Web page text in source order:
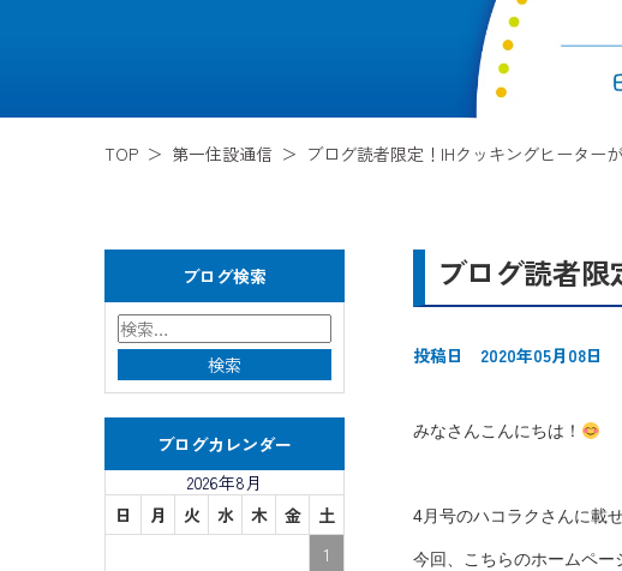
TOP 第一住設通信 ブログ読者限定！IHクッキングヒーター
ブログ検索
ブログカレンダー
2026年8月
日
月 火 水 木 金
土
1
ブログ読者限
投稿日 2020年05月08日
みなさんこんにちは！
4月号のハコラクさんに載
今回、こちらのホームペ